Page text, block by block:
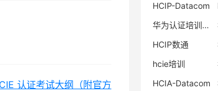
认证考试大纲（附官方
HCIP-Datacom
华为认证培训机构
HCIP数通
hcie培训
HCIA-Datacom